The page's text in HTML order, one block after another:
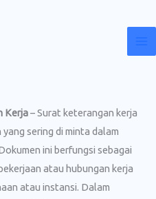
Kerja– Surat keterangan kerja
sering di minta dalam
ini berfungsi sebagai
atau hubungan kerja
atau instansi. Dalam